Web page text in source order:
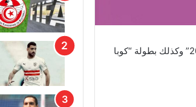
تقام اليوم السبت 22 جوان 2024 جملة من المباريات في نهائيات كأس أوروبا للأمم “ألمانيا 2024” وكذلك بطولة “كوبا